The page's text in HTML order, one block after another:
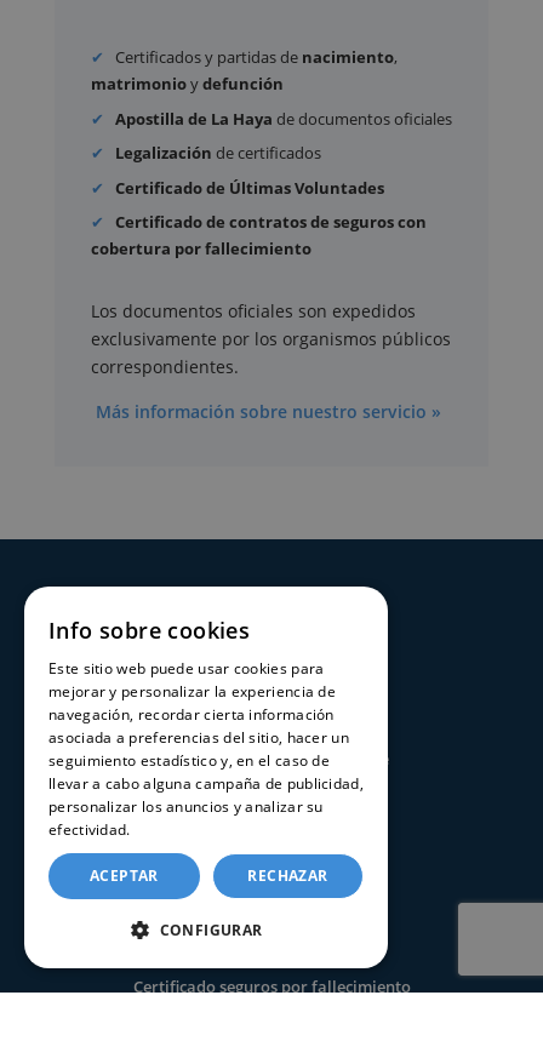
Certificados y partidas de nacimiento,
matrimonioydefunción
Apostilla de La Haya de documentos oficiales
Legalización de certificados
Certificado de Últimas Voluntades
Certificado de contratos de seguros con
cobertura por fallecimiento
Los documentos oficiales son expedidos
exclusivamente por los organismos públicos
correspondientes.
Más información sobre nuestro servicio »
Nuestro servicio
Contacte con nosotros
Consultar estado de un trámite
Certificado de nacimiento
Certificado seguros por fallecimiento
Info sobre cookies
Este sitio web puede usar cookies para
mejorar y personalizar la experiencia de
navegación, recordar cierta información
asociada a preferencias del sitio, hacer un
seguimiento estadístico y, en el caso de
llevar a cabo alguna campaña de publicidad,
personalizar los anuncios y analizar su
efectividad.
ACEPTAR RECHAZAR
CONFIGURAR